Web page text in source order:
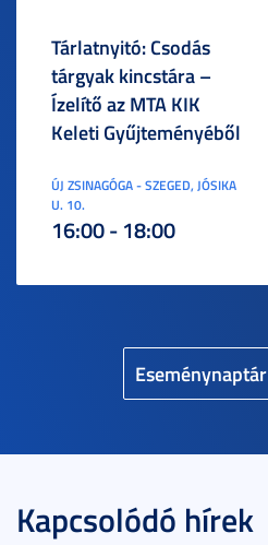
Eseménynaptár
Tárlatnyitó: Csodás
tárgyak kincstára –
Ízelítő az MTA KIK
Keleti Gyűjteményéből
ÚJ ZSINAGÓGA - SZEGED, JÓSIKA
U. 10.
16:00 - 18:00
Kapcsolódó hírek